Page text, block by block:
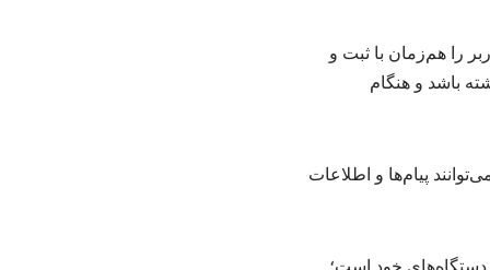
را هم‌زمان با ثبت و
باشد و هنگام
پیام‌ها و اطلاعات
خود است؛